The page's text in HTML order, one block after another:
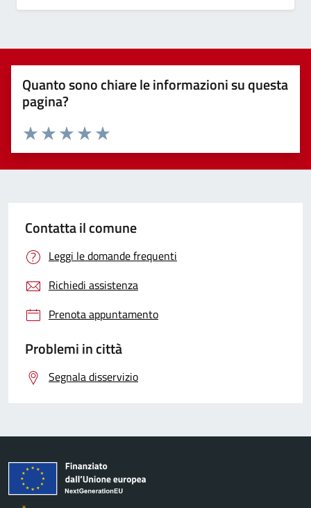
Quanto sono chiare le informazioni su questa
pagina?
Valuta 5 stelle su 5
Valuta 4 stelle su 5
Valuta 3 stelle su 5
Valuta 2 stelle su 5
Valuta 1 stelle su 5
Contatta il comune
Leggi le domande frequenti
Richiedi assistenza
Prenota appuntamento
Problemi in città
Segnala disservizio